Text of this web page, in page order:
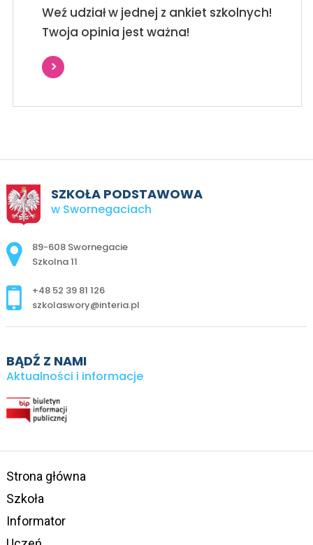
Weź udział w jednej z ankiet szkolnych!
Twoja opinia jest ważna!
SZKOŁA PODSTAWOWA
w Swornegaciach
Adres pocztowy:
89-608 Swornegacie
Szkolna 11
+48 52 39 81 126
szkolaswory@interia.pl
BĄDŹ Z NAMI
Aktualności i informacje
Strona główna
Szkoła
Informator